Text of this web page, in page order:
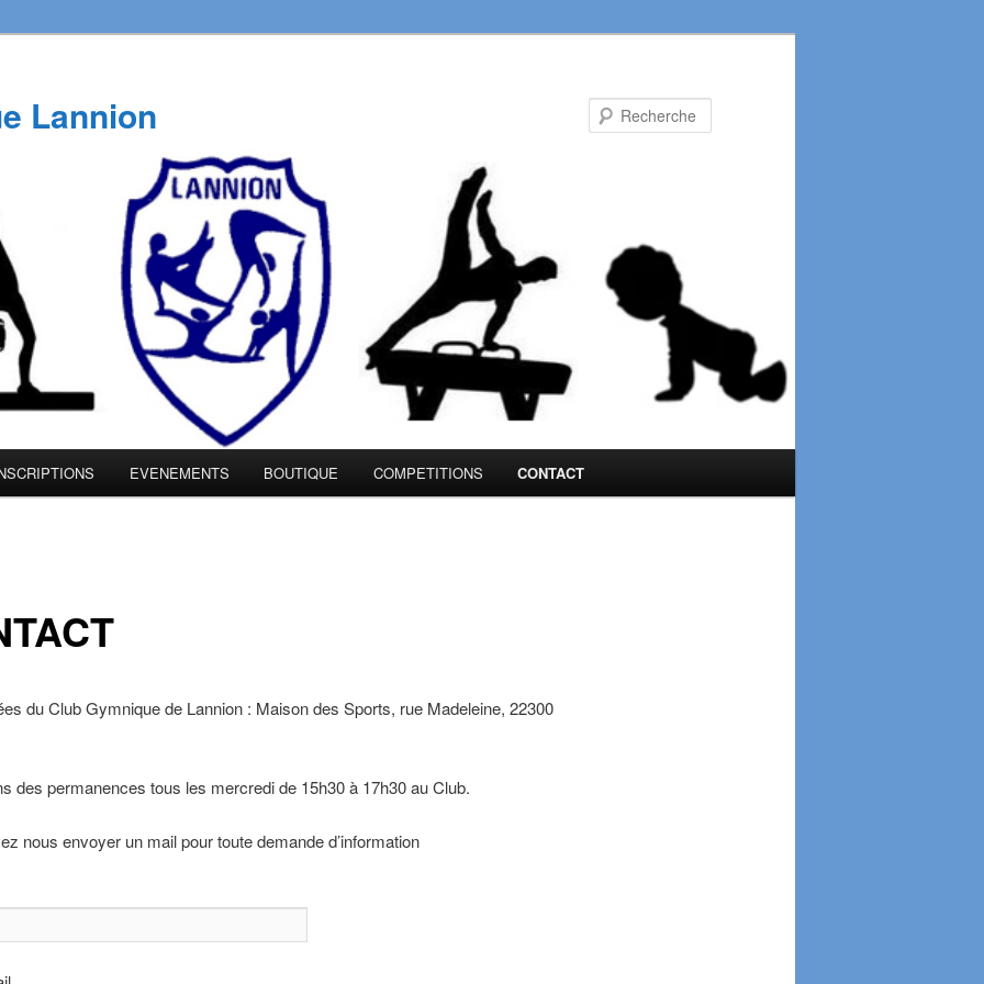
Lannion
EVENEMENTS BOUTIQUE COMPETITIONS CONTACT
du Club Gymnique de Lannion : Maison des Sports, rue Madeleine, 22300
des permanences tous les mercredi de 15h30 à 17h30 au Club.
nous envoyer un mail pour toute demande d’information